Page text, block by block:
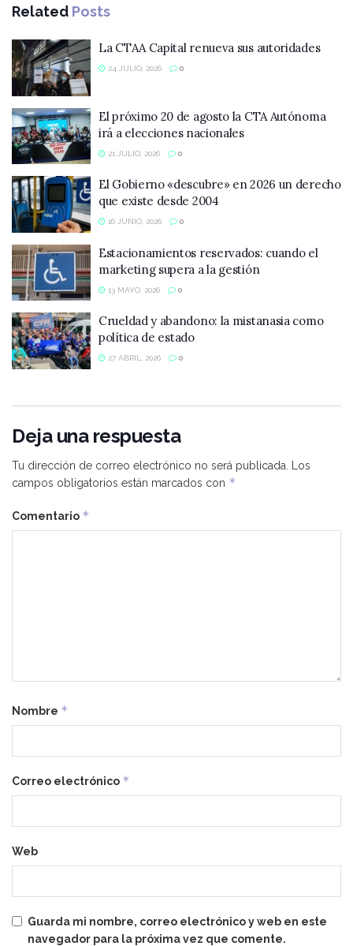
Related Posts
La CTAA Capital renueva sus autoridades
24 JULIO, 2026 0
El próximo 20 de agosto la CTA Autónoma
irá a elecciones nacionales
21 JULIO, 2026 0
El Gobierno «descubre» en 2026 un derecho
que existe desde 2004
16 JUNIO, 2026 0
Estacionamientos reservados: cuando el
marketing supera a la gestión
13 MAYO, 2026 0
Crueldad y abandono: la mistanasia como
política de estado
27 ABRIL, 2026 0
Deja una respuesta
Tu dirección de correo electrónico no será publicada. Los
campos obligatorios están marcados con *
Comentario *
Nombre *
Correo electrónico *
Web
Guarda mi nombre, correo electrónico y web en este
navegador para la próxima vez que comente.